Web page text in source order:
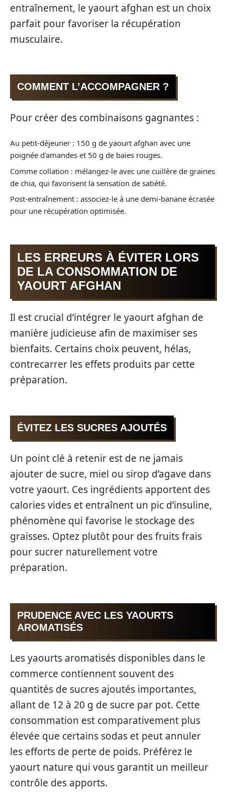
entraînement, le yaourt afghan est un choix
parfait pour favoriser la récupération
musculaire.
COMMENT L’ACCOMPAGNER ?
Pour créer des combinaisons gagnantes :
Au petit-déjeuner : 150 g de yaourt afghan avec une
poignée d’amandes et 50 g de baies rouges.
Comme collation : mélangez-le avec une cuillère de graines
de chia, qui favorisent la sensation de satiété.
Post-entraînement : associez-le à une demi-banane écrasée
pour une récupération optimisée.
LES ERREURS À ÉVITER LORS
DE LA CONSOMMATION DE
YAOURT AFGHAN
Il est crucial d’intégrer le yaourt afghan de
manière judicieuse afin de maximiser ses
bienfaits. Certains choix peuvent, hélas,
contrecarrer les effets produits par cette
préparation.
ÉVITEZ LES SUCRES AJOUTÉS
Un point clé à retenir est de ne jamais
ajouter de sucre, miel ou sirop d’agave dans
votre yaourt. Ces ingrédients apportent des
calories vides et entraînent un pic d’insuline,
phénomène qui favorise le stockage des
graisses. Optez plutôt pour des fruits frais
pour sucrer naturellement votre
préparation.
PRUDENCE AVEC LES YAOURTS
AROMATISÉS
Les yaourts aromatisés disponibles dans le
commerce contiennent souvent des
quantités de sucres ajoutés importantes,
allant de 12 à 20 g de sucre par pot. Cette
consommation est comparativement plus
élevée que certains sodas et peut annuler
les efforts de perte de poids. Préférez le
yaourt nature qui vous garantit un meilleur
contrôle des apports.